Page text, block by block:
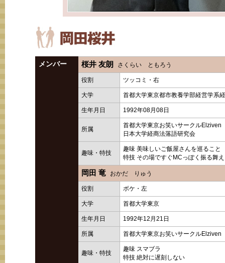
メンバー 桜井 友朗 さくらい ともろう
役割 ツッコミ・右
大学 首都大学東京都市教養学部経営学系
生年月日 1992年08月08日
所属
首都大学東京お笑いサークルElziven
日本大学経商法落語研究会
趣味・特技
趣味 美味しいご飯屋さんを巡ること
特技 その場ですぐMCっぽく振る舞
岡田 竜 おかだ りゅう
役割 ボケ・左
大学 首都大学東京
生年月日 1992年12月21日
所属 首都大学東京お笑いサークルElziven
趣味・特技
趣味 スマブラ
特技 絶対に遅刻しない